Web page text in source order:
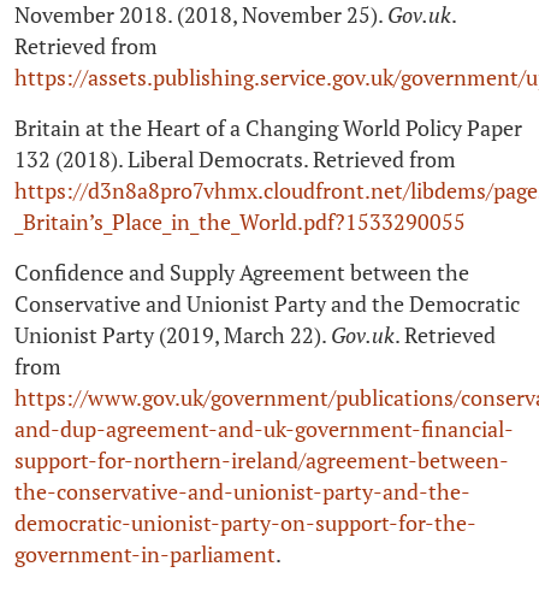
November 2018. (2018, November 25). Gov.uk.
Retrieved from
https://assets.publishing.service.gov.uk/government/
Britain at the Heart of a Changing World Policy Paper
132 (2018). Liberal Democrats. Retrieved from
https://d3n8a8pro7vhmx.cloudfront.net/libdems/
_Britain’s_Place_in_the_World.pdf?1533290055
Confidence and Supply Agreement between the
Conservative and Unionist Party and the Democratic
Unionist Party (2019, March 22). Gov.uk. Retrieved
from
https://www.gov.uk/government/publications/
and-dup-agreement-and-uk-government-financial-
support-for-northern-ireland/agreement-between-
the-conservative-and-unionist-party-and-the-
democratic-unionist-party-on-support-for-the-
government-in-parliament.